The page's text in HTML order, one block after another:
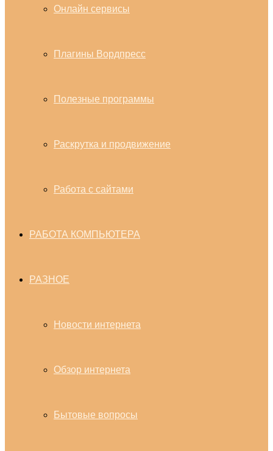
Онлайн сервисы
Плагины Вордпресс
Полезные программы
Раскрутка и продвижение
Работа с сайтами
РАБОТА КОМПЬЮТЕРА
РАЗНОЕ
Новости интернета
Обзор интернета
Бытовые вопросы